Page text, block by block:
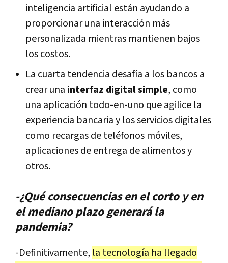
inteligencia artificial están ayudando a
proporcionar una interacción más
personalizada mientras mantienen bajos
los costos.
La cuarta tendencia desafía a los bancos a
crear una interfaz digital simple, como
una aplicación todo-en-uno que agilice la
experiencia bancaria y los servicios digitales
como recargas de teléfonos móviles,
aplicaciones de entrega de alimentos y
otros.
-¿Qué consecuencias en el corto y en
el mediano plazo generará la
pandemia?
-Definitivamente, la tecnología ha llegado